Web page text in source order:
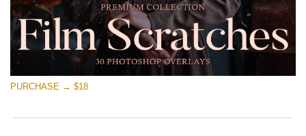
PURCHASE → $18